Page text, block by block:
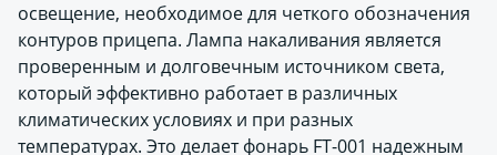
освещение, необходимое для четкого обозначения
контуров прицепа. Лампа накаливания является
проверенным и долговечным источником света,
который эффективно работает в различных
климатических условиях и при разных
температурах. Это делает фонарь FT-001 надежным